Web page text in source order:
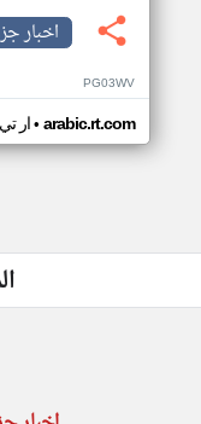
اخبار
PG03WV
ار• arabic.rt.com